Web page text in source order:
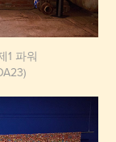
1 파워